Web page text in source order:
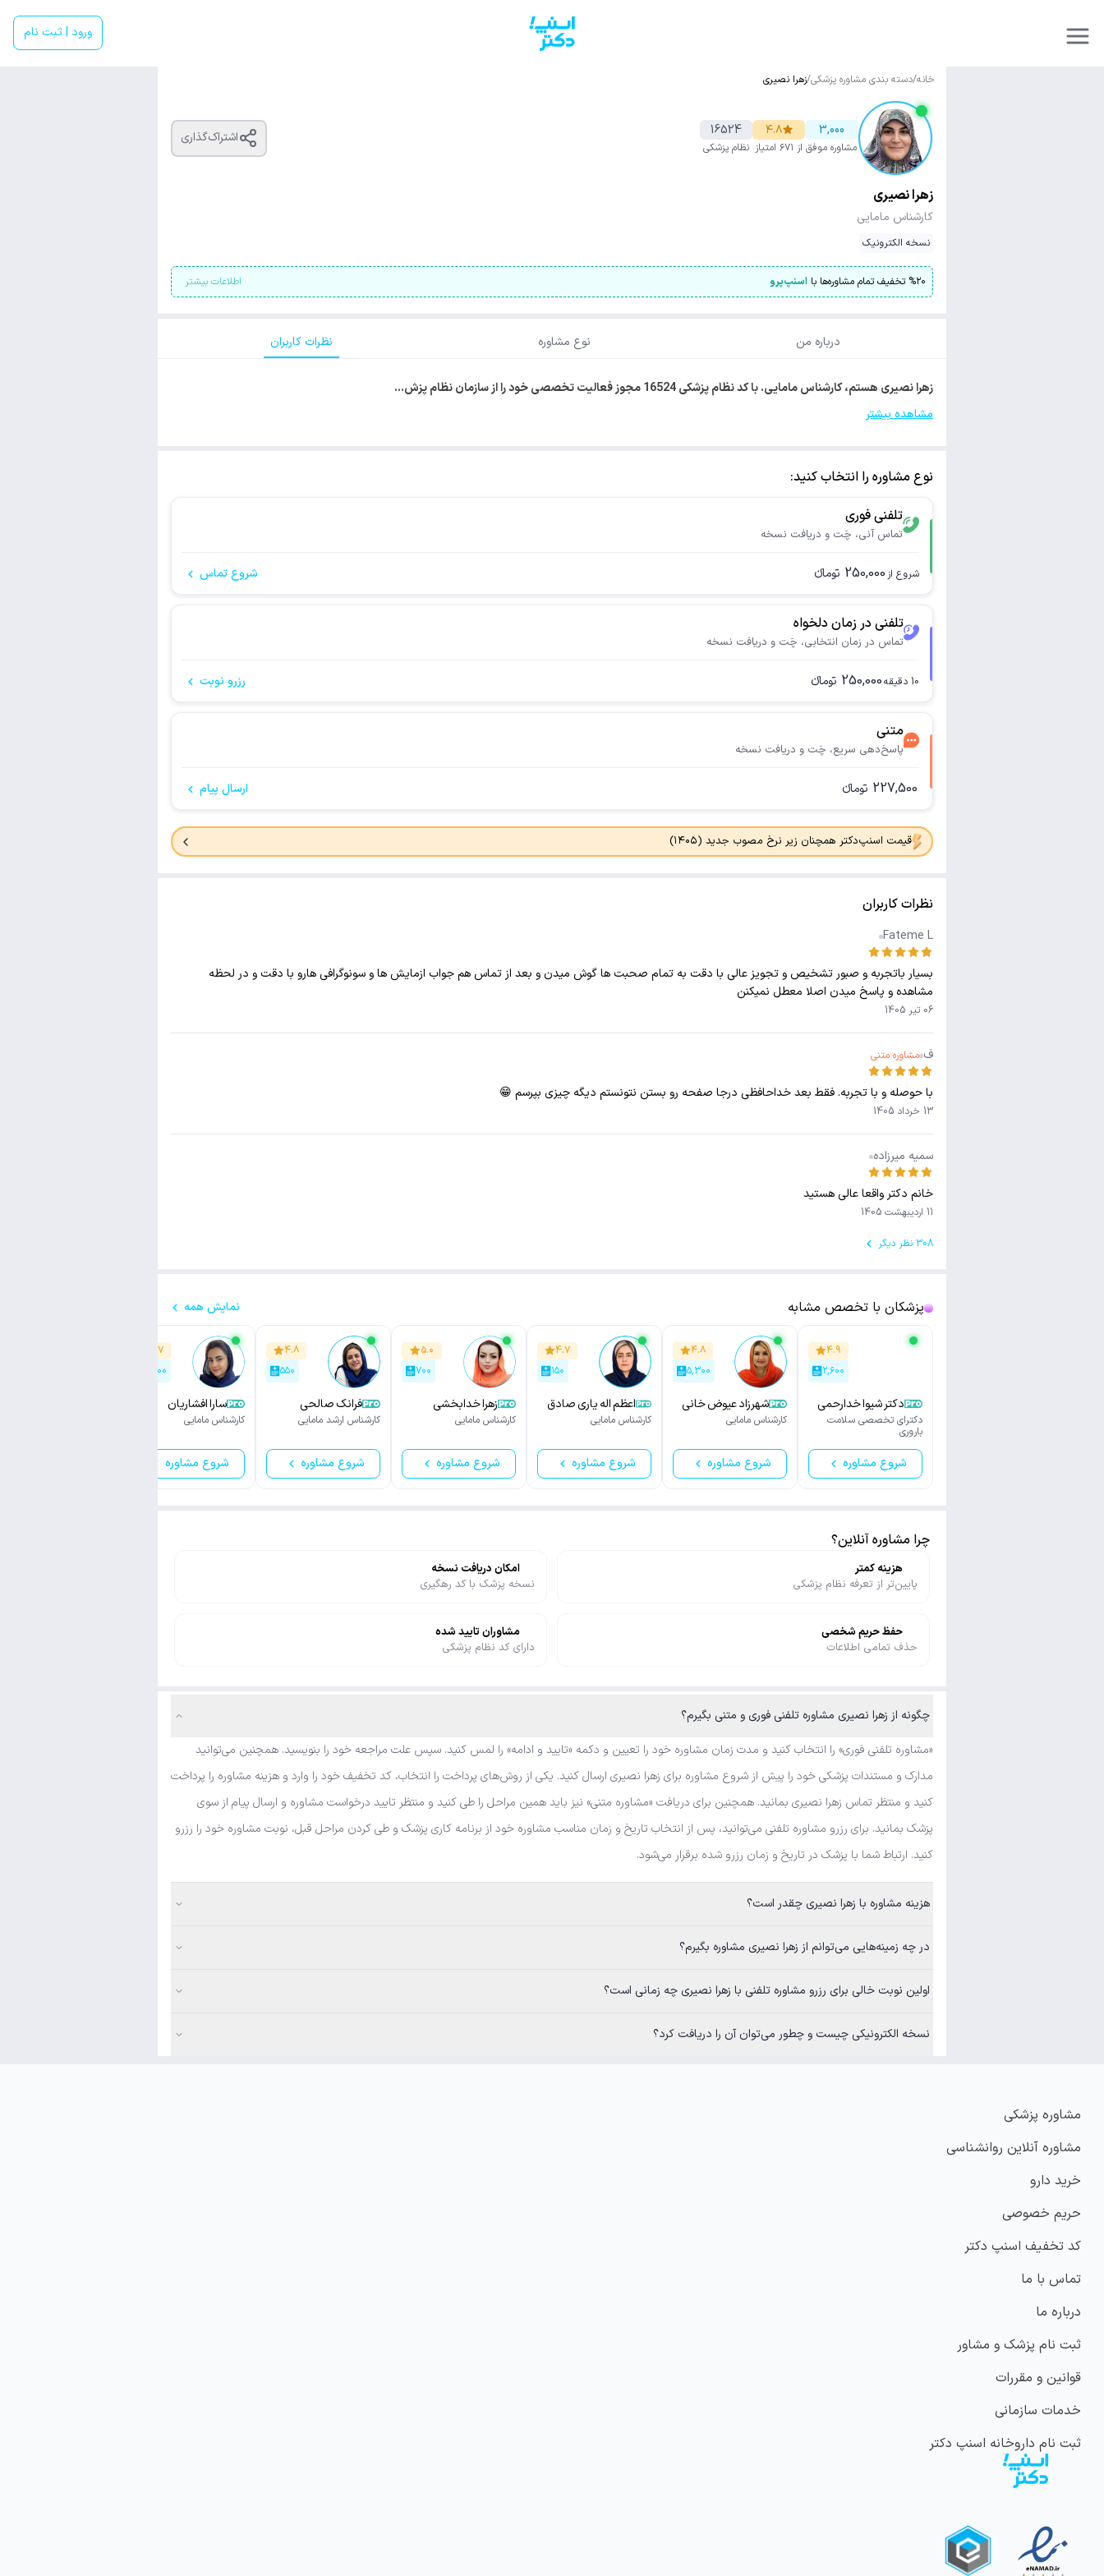
ورود | ثبت نام
خانه/دسته بندی مشاوره پزشکی/زهرا نصیری
3,000
مشاوره موفق
۴.۸
از ۶۷۱ امتیاز
16524
نظام پزشکی
اشتراک‌گذاری
زهرا نصیری
کارشناس مامایی
نسخه الکترونیک
%۲۰ تخفیف تمام مشاوره‌ها با اسنپ‌پرو اطلاعات بیشتر
درباره من نوع مشاوره نظرات کاربران
زهرا نصیری هستم، کارشناس مامایی. با کد نظام پزشکی 16524 مجوز فعالیت تخصصی خود را از سازمان نظام پزش…
مشاهده بیشتر
نوع مشاوره را انتخاب کنید:
تلفنی فوری
تماس آنی، چَت و دریافت نسخه
شروع از 250,000 تومانء شروع تماس
تلفنی در زمان دلخواه
تماس در زمان انتخابی، چَت و دریافت نسخه
10 دقیقه250,000 تومانء رزرو نوبت
متنی
پاسخ‌دهی سریع، چَت و دریافت نسخه
227,500 تومانء ارسال پیام
قیمت اسنپ‌دکتر همچنان زیر نرخ مصوب جدید (۱۴۰۵)
نظرات کاربران
Fateme L
بسیار باتجربه و صبور تشخیص و تجویز عالی با دقت به تمام صحبت ها گوش میدن و بعد از تماس هم جواب ازمایش ها و سونوگرافی هارو با دقت و در لحظه
مشاهده و پاسخ میدن اصلا معطل نمیکنن
06 تیر 1405
ف مشاوره متنی
با حوصله و با تجربه. فقط بعد خداحافظی درجا صفحه رو بستن نتونستم دیگه چیزی بپرسم 😁
13 خرداد 1405
سمیه میرزاده
خانم دکتر واقعا عالی هستید
11 اردیبهشت 1405
308 نظر دیگر
پزشکان با تخصص مشابه نمایش همه
۴.۹
۲,۶۰۰
دکتر شیوا خدارحمی
دکترای تخصصی سلامت
باروری
شروع مشاوره
۴.۸
۵,۳۰۰
شهرزاد عیوض خانی
کارشناس مامایی
شروع مشاوره
۴.۷
۱۵۰
اعظم اله یاری صادق
آبادی
کارشناس مامایی
شروع مشاوره
۵.۰
۷۰۰
زهرا خدابخشی
کارشناس مامایی
شروع مشاوره
۴.۸
۵۵۰
فرانک صالحی
کارشناس ارشد مامایی
شروع مشاوره
۴.۷
۱,۳۰۰
سارا افشاریان
کارشناس مامایی
شروع مشاوره
چرا مشاوره آنلاین؟
هزینه کمتر
پایین‌تر از تعرفه نظام پزشکی
امکان دریافت نسخه
نسخه پزشک با کد رهگیری
حفظ حریم شخصی
حذف تمامی اطلاعات
مشاوران تایید شده
دارای کد نظام پزشکی
چگونه از زهرا نصیری مشاوره تلفنی فوری و متنی بگیرم؟
«مشاوره تلفنی فوری» را انتخاب کنید و مدت زمان مشاوره خود را تعیین و دکمه «تایید و ادامه» را لمس کنید. سپس علت مراجعه خود را بنویسید. همچنین می‌توانید
مدارک و مستندات پزشکی خود را پیش از شروع مشاوره برای زهرا نصیری ارسال کنید. یکی از روش‌های پرداخت را انتخاب، کد تخفیف خود را وارد و هزینه مشاوره را پرداخت
کنید و منتظر تماس زهرا نصیری بمانید. همچنین برای دریافت «مشاوره متنی» نیز باید همین مراحل را طی کنید و منتظر تایید درخواست مشاوره و ارسال پیام از سوی
پزشک بمانید. برای رزرو مشاوره تلفنی می‌توانید، پس از انتخاب تاریخ و زمان مناسب مشاوره خود از برنامه کاری پزشک و طی کردن مراحل قبل، نوبت مشاوره خود را رزرو
کنید. ارتباط شما با پزشک در تاریخ و زمان رزرو شده برقرار می‌شود.
هزینه مشاوره با زهرا نصیری چقدر است؟
در چه زمینه‌هایی می‌توانم از زهرا نصیری مشاوره بگیرم؟
اولین نوبت خالی برای رزرو مشاوره تلفنی با زهرا نصیری چه زمانی است؟
نسخه الکترونیکی چیست و چطور می‌توان آن را دریافت کرد؟
مشاوره پزشکی
مشاوره آنلاین روانشناسی
خرید دارو
حریم خصوصی
کد تخفیف اسنپ دکتر
تماس با ما
درباره ما
ثبت نام پزشک و مشاور
قوانین و مقررات
خدمات سازمانی
ثبت نام داروخانه اسنپ دکتر